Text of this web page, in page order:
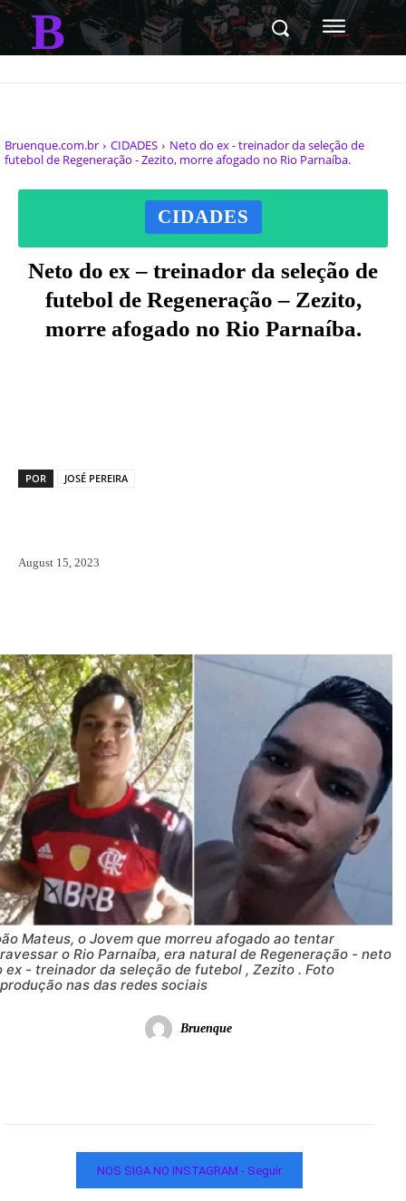
B
Bruenque.com.br CIDADES
Neto do ex - treinador da seleção de
futebol de Regeneração - Zezito, morre afogado no Rio Parnaíba.
CIDADES
Neto do ex – treinador da seleção de
futebol de Regeneração – Zezito,
morre afogado no Rio Parnaíba.
POR JOSÉ PEREIRA
August 15, 2023
Mateus, o Jovem que morreu afogado ao tentar
o Rio Parnaíba, era natural de Regeneração - neto
ex - treinador da seleção de futebol , Zezito . Foto
nas das redes sociais
Bruenque
NOS SIGA NO INSTAGRAM - Seguir